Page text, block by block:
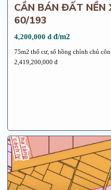
CẦN BÁN ĐẤT NỀN
60/193
4,200,000 đđ/m2
75m2 thổ cư, sổ hồng chỉnh chủ
2,419,200,000 đ